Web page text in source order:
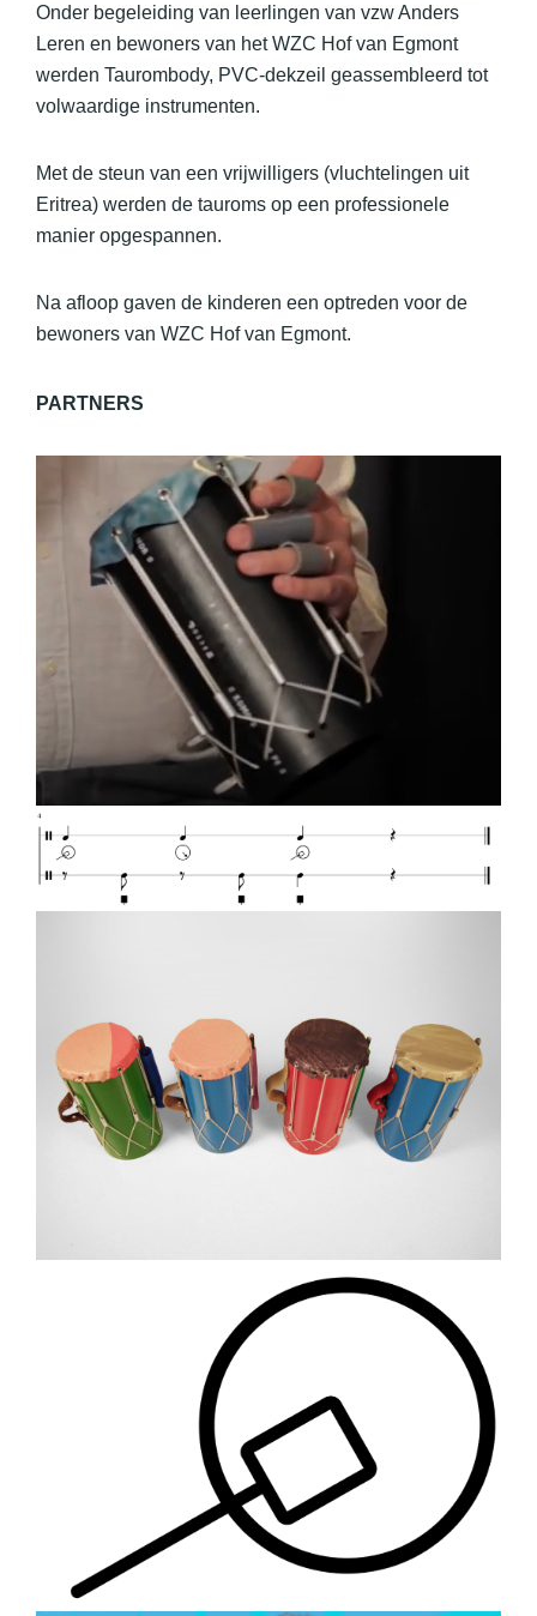
Onder begeleiding van leerlingen van vzw Anders
Leren en bewoners van het WZC Hof van Egmont
werden Taurombody, PVC-dekzeil geassembleerd tot
volwaardige instrumenten.
Met de steun van een vrijwilligers (vluchtelingen uit
Eritrea) werden de tauroms op een professionele
manier opgespannen.
Na afloop gaven de kinderen een optreden voor de
bewoners van WZC Hof van Egmont.
PARTNERS